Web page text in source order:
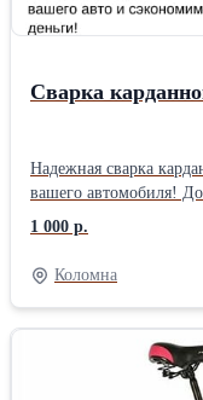
Сварка
Надежная сварка
вашего автомобиля!
Используем
материалы для
1 000 р.
Коломна